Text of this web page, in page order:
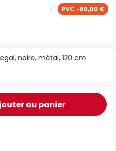
noire, métal, 120 cm
PVC -60,00 €
au panier